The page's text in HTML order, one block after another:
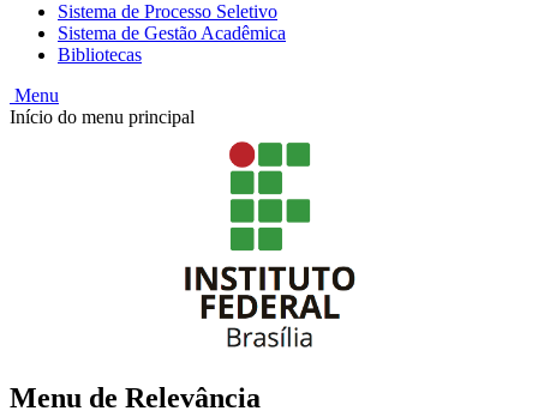
Sistema de Processo Seletivo
Sistema de Gestão Acadêmica
Bibliotecas
Menu
Início do menu principal
Menu de Relevância